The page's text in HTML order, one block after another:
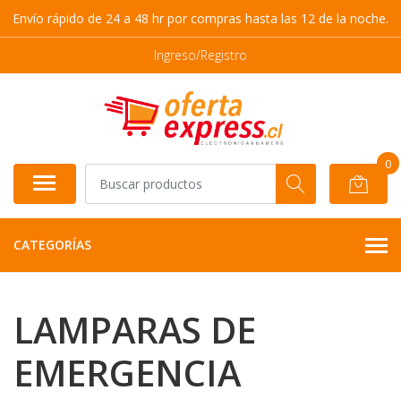
Envío rápido de 24 a 48 hr por compras hasta las 12 de la noche.
Ingreso/Registro
0
CATEGORÍAS
LAMPARAS DE
EMERGENCIA